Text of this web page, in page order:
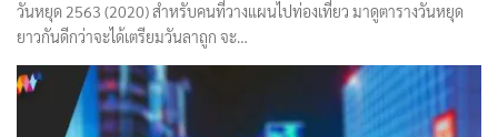
วันหยุด 2563 (2020) สำหรับคนที่วางแผนไปท่องเที่ยว มาดูตารางวันหยุด
ยาวกันดีกว่าจะได้เตรียมวันลาถูก จะ…